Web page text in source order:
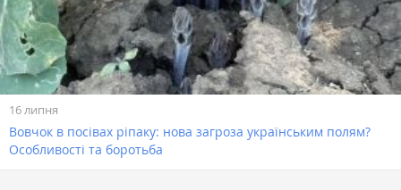
16 липня
Вовчок в посівах ріпаку: нова загроза українським полям?
Особливості та боротьба